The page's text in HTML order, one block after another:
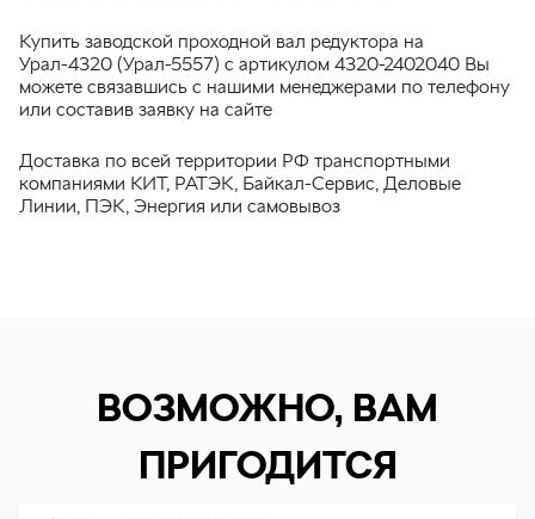
Купить заводской проходной вал редуктора на
Урал-4320 (Урал-5557) с артикулом 4320-2402040 Вы
можете связавшись с нашими менеджерами по телефону
или составив заявку на сайте
Доставка по всей территории РФ транспортными
компаниями КИТ, РАТЭК, Байкал-Сервис, Деловые
Линии, ПЭК, Энергия или самовывоз
ВОЗМОЖНО, ВАМ
ПРИГОДИТСЯ